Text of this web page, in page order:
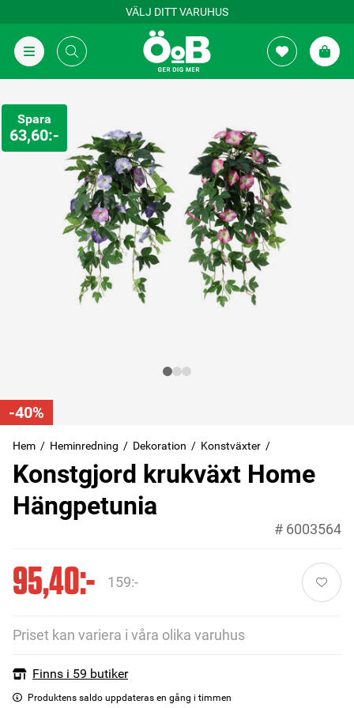
VÄLJ DITT VARUHUS
Spara
63,60:-
-40%
Hem Heminredning Dekoration Konstväxter
Konstgjord krukväxt Home
Hängpetunia
# 6003564
95,40:- 159:-
Priset kan variera i våra olika varuhus
Finns i 59 butiker
Produktens saldo uppdateras en gång i timmen